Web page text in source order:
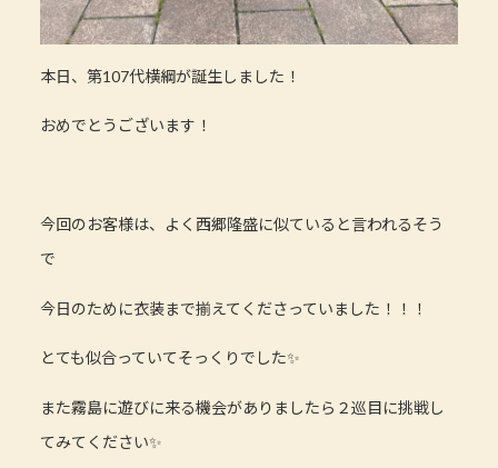
本日、第107代横綱が誕生しました！
おめでとうございます！
今回のお客様は、よく西郷隆盛に似ていると言われるそう
で
今日のために衣装まで揃えてくださっていました！！！
とても似合っていてそっくりでした✨
また霧島に遊びに来る機会がありましたら２巡目に挑戦し
てみてください✨